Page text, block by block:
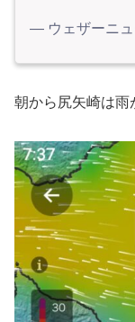
— ウェザーニ
朝から尻矢崎は雨